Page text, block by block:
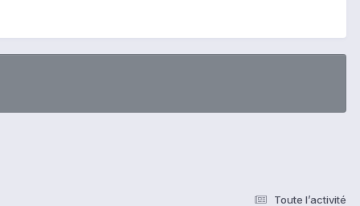
Toute l’activité